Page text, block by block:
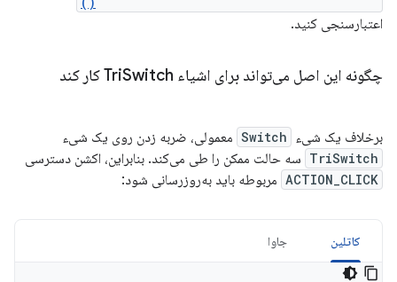
اعتبارسنجی کنید.
چگونه این اصل می‌تواند برای اشیاء Tri Switch کار کند
برخلاف یک شیء Switch معمولی، ضربه زدن روی یک شیء
TriSwitch سه حالت ممکن را طی می‌کند. بنابراین، اکشن دسترسی
ACTION_CLICK مربوطه باید به‌روزرسانی شود:
کاتلین جاوا